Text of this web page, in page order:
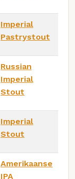
Imperial
Pastrystout
Russian
Imperial
Stout
Imperial
Stout
Amerikaanse
IPA